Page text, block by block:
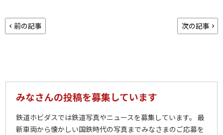
前の記事 次の記事
みなさんの投稿を募集しています
鉄道ホビダスでは鉄道写真やニュースを募集しています。 最
新車両から懐かしい国鉄時代の写真までみなさまのご応募を